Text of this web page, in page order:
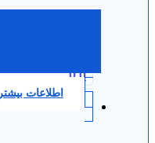
0.0
اطلاعات بیشتر